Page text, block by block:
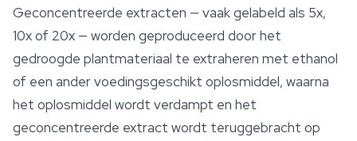
Geconcentreerde extracten — vaak gelabeld als 5x,
10x of 20x — worden geproduceerd door het
gedroogde plantmateriaal te extraheren met ethanol
of een ander voedingsgeschikt oplosmiddel, waarna
het oplosmiddel wordt verdampt en het
geconcentreerde extract wordt teruggebracht op